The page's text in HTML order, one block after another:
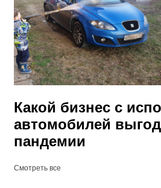
Какой бизнес с
автомобилей
пандемии
Смотреть все